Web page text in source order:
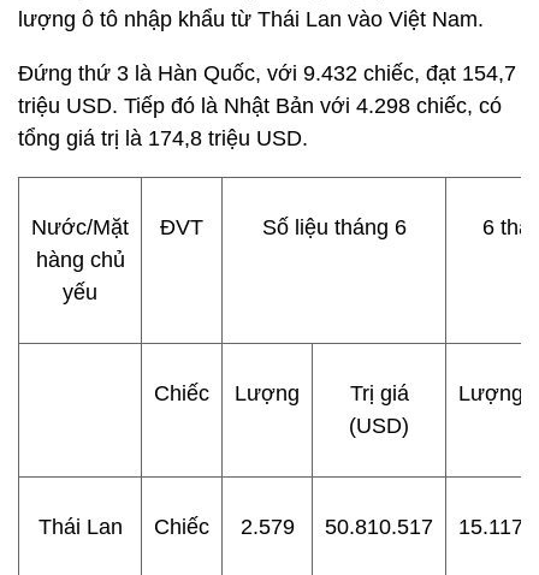
lượng ô tô nhập khẩu từ Thái Lan vào Việt Nam.
Đứng thứ 3 là Hàn Quốc, với 9.432 chiếc, đạt 154,7
triệu USD. Tiếp đó là Nhật Bản với 4.298 chiếc, có
tổng giá trị là 174,8 triệu USD.
Nước/Mặt
hàng chủ
yếu
ĐVT Số liệu tháng 6 6
Chiếc Lượng
Trị giá
(USD)
Lượng
Thái Lan Chiếc 2.579 50.810.517 15.117